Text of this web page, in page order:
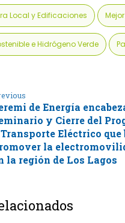
Local y Edificaciones
e Hidrógeno Verde
de Energía
y Cierre del
Eléctrico que
la
la región de Los Lagos